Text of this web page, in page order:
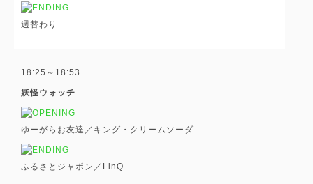
週替わり
18:25～18:53
妖怪ウォッチ
ゆーがらお友達／キング・クリームソーダ
ふるさとジャポン／LinQ